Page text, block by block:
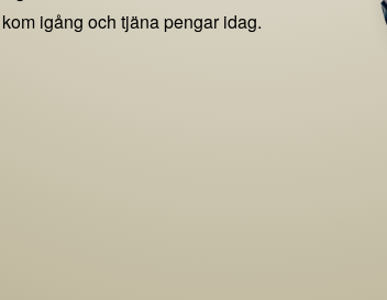
igång och tjäna pengar idag.